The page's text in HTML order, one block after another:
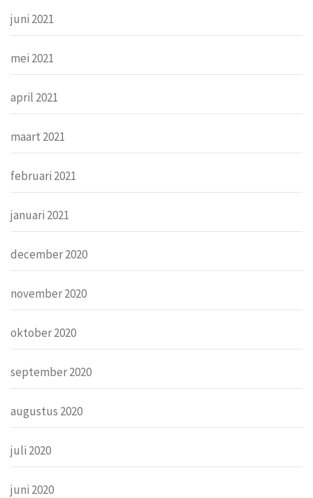
juni 2021
mei 2021
april 2021
maart 2021
februari 2021
januari 2021
december 2020
november 2020
oktober 2020
september 2020
augustus 2020
juli 2020
juni 2020